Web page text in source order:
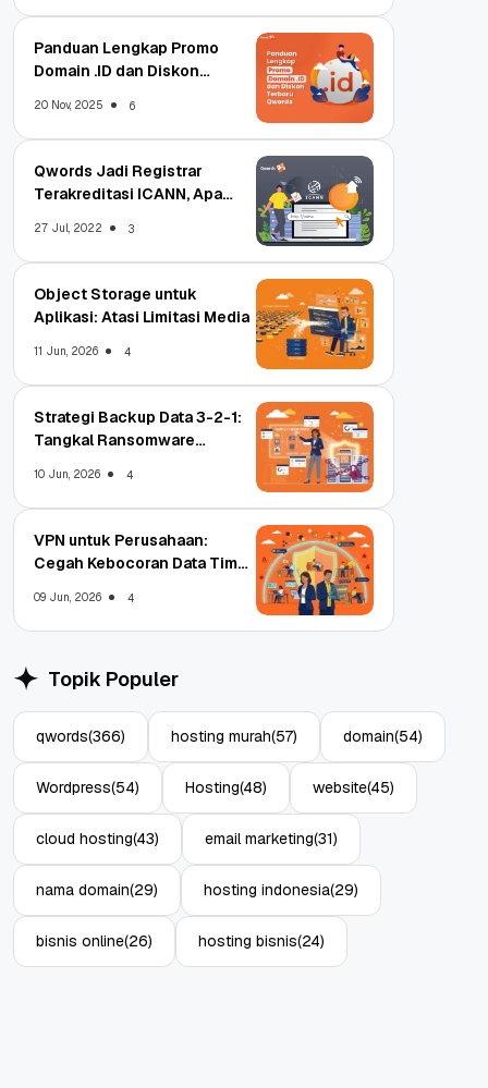
Panduan Lengkap Promo
Domain .ID dan Diskon
20 Nov, 2025 6
Qwords Jadi Registrar
Terakreditasi ICANN, Apa
27 Jul, 2022 3
Object Storage untuk
Aplikasi: Atasi Limitasi Media
11 Jun, 2026 4
Strategi Backup Data 3-2-1:
Tangkal Ransomware
10 Jun, 2026 4
VPN untuk Perusahaan:
Cegah Kebocoran Data Tim
09 Jun, 2026 4
Topik Populer
qwords(366) hosting murah(57) domain(54)
Wordpress(54) Hosting(48) website(45)
cloud hosting(43) email marketing(31)
nama domain(29) hosting indonesia(29)
bisnis online(26) hosting bisnis(24)